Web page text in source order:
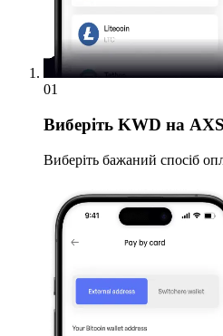
01
Виберіть KWD на
Виберіть бажаний спосіб